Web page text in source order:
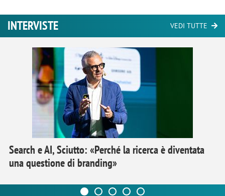
INTERVISTE VEDI TUTTE
Search e AI, Sciutto: «Perché la ricerca è diventata
una questione di branding»